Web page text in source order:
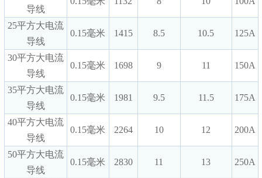
导线
25平方大电流
导线
0.15毫米 1415 8.5 10.5 125A
30平方大电流
导线
0.15毫米 1698 9 11 150A
35平方大电流
导线
0.15毫米 1981 9.5 11.5 175A
40平方大电流
导线
0.15毫米 2264 10 12 200A
50平方大电流
导线
0.15毫米 2830 11 13 250A